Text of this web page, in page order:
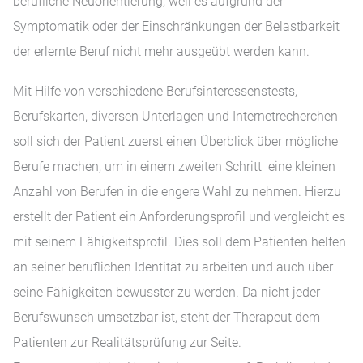
Symptomatik oder der Einschränkungen der Belastbarkeit
der erlernte Beruf nicht mehr ausgeübt werden kann.
Mit Hilfe von verschiedene Berufsinteressenstests,
Berufskarten, diversen Unterlagen und Internetrecherchen
soll sich der Patient zuerst einen Überblick über mögliche
Berufe machen, um in einem zweiten Schritt eine kleinen
Anzahl von Berufen in die engere Wahl zu nehmen. Hierzu
erstellt der Patient ein Anforderungsprofil und vergleicht es
mit seinem Fähigkeitsprofil. Dies soll dem Patienten helfen
an seiner beruflichen Identität zu arbeiten und auch über
seine Fähigkeiten bewusster zu werden. Da nicht jeder
Berufswunsch umsetzbar ist, steht der Therapeut dem
Patienten zur Realitätsprüfung zur Seite.